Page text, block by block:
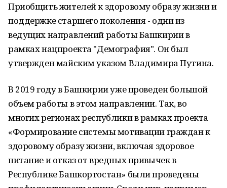
Приобщить жителей к здоровому образу жизни и
поддержке старшего поколения - одни из
ведущих направлений работы Башкирии в
рамках нацпроекта "Демография". Он был
утвержден майским указом Владимира Путина.
В 2019 году в Башкирии уже проведен большой
объем работы в этом направлении. Так, во
многих регионах республики в рамках проекта
«Формирование системы мотивации граждан к
здоровому образу жизни, включая здоровое
питание и отказ от вредных привычек в
Республике Башкортостан» были проведены